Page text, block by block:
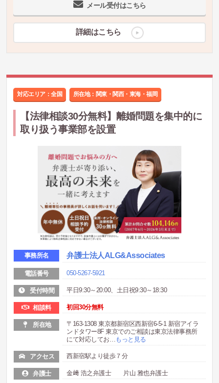
メール受付はこちら
詳細はこちら
対応エリア：全国 所在地： 関東・関西・東海・福岡
【法律相談30分無料】離婚問題を集中的に
取り扱う事業部を設置
事務所名 弁護士法人ALG&Associates
電話番号 050-5267-5921
受付時間 平日9:30～20:00、土日祝9:30～18:30
相談料 初回30分無料
所在地
〒163-1308 東京都新宿区西新宿6-5-1 新宿アイラ
ンドタワー8F 東京でのご相談は東京法律事務所
にて対応してお
もっと見る
アクセス 西新宿駅より徒歩７分
弁護士 金﨑 浩之弁護士 片山 雅也弁護士